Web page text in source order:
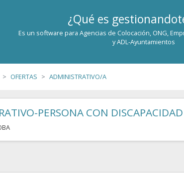
¿Qué es
Es un software para Agencias de Colocación, ONG,
y ADL-Ayuntamientos
OFERTAS ADMINISTRATIVO/A
PERSONA CON DISCAPACIDAD